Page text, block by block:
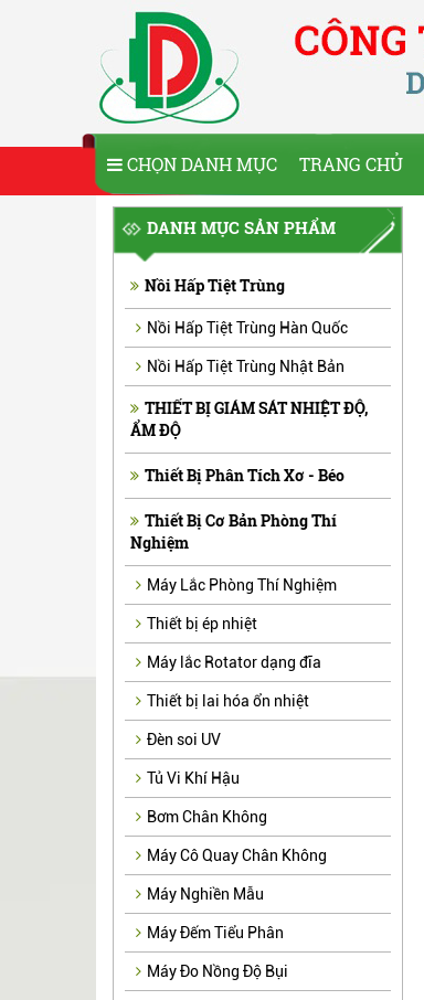
CHỌN DANH MỤC TRANG CHỦ
DANH MỤC SẢN PHẨM
Nồi Hấp Tiệt Trùng
Nồi Hấp Tiệt Trùng Hàn Quốc
Nồi Hấp Tiệt Trùng Nhật Bản
THIẾT BỊ GIÁM SÁT NHIỆT ĐỘ,
ẨM ĐỘ
Thiết Bị Phân Tích Xơ - Béo
Thiết Bị Cơ Bản Phòng Thí
Nghiệm
Máy Lắc Phòng Thí Nghiệm
Thiết bị ép nhiệt
Máy lắc Rotator dạng đĩa
Thiết bị lai hóa ổn nhiệt
Đèn soi UV
Tủ Vi Khí Hậu
Bơm Chân Không
Máy Cô Quay Chân Không
Máy Nghiền Mẫu
Máy Đếm Tiểu Phân
Máy Đo Nồng Độ Bụi